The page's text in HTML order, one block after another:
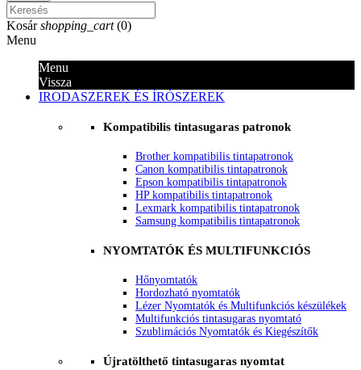
Kosár shopping_cart (0)
Menu
Menu
Vissza
IRODASZEREK ÉS ÍRÓSZEREK
Kompatibilis tintasugaras patronok
Brother kompatibilis tintapatronok
Canon kompatibilis tintapatronok
Epson kompatibilis tintapatronok
HP kompatibilis tintapatronok
Lexmark kompatibilis tintapatronok
Samsung kompatibilis tintapatronok
NYOMTATÓK ÉS MULTIFUNKCIÓS
Hőnyomtatók
Hordozható nyomtatók
Lézer Nyomtatók és Multifunkciós készülékek
Multifunkciós tintasugaras nyomtató
Szublimációs Nyomtatók és Kiegészítők
Újratölthető tintasugaras nyomtat